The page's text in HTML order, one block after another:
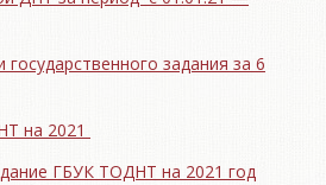
задания за 6
на 2021
ГБУК ТОДНТ на 2021 год